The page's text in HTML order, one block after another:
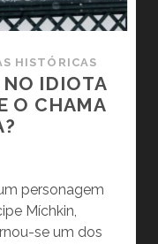
HISTÓRICAS
NO IDIOTA
O CHAMA
personagem
Míchkin,
se um dos